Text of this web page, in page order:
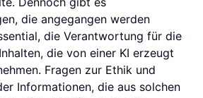
die angegangen werden
die Verantwortung für die
die von einer KI erzeugt
Fragen zur Ethik und
Informationen, die aus solchen